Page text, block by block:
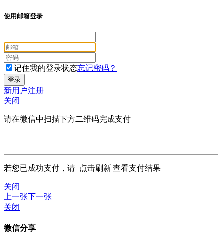
使用邮箱登录
记住我的登录状态忘记密码？
新用户注册
关闭
请在微信中扫描下方二维码完成支付
若您已成功支付，请 点击刷新 查看支付结果
关闭
上一张下一张
关闭
微信分享